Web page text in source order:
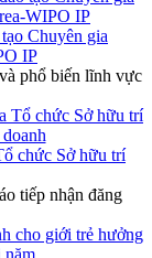
Chuyên gia
IP
phổ biến lĩnh vực
chức Sở hữu trí
tiếp nhận đăng